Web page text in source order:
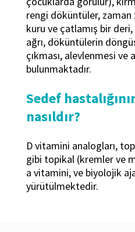
rengi döküntüler, zaman
kuru ve çatlamış bir deri,
ağrı, döküntülerin
çıkması, alevlenmesi ve
bulunmaktadır.
Sedef
nasıldır?
D vitamini analogları,
gibi topikal (kremler ve
a vitamini, ve biyolojik
yürütülmektedir.